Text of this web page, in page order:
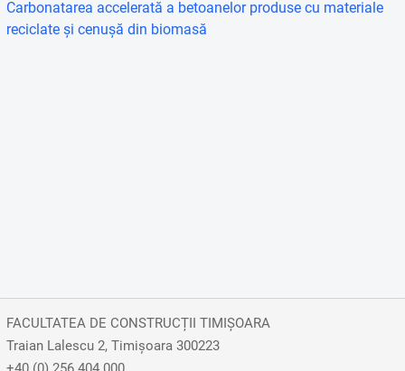
Carbonatarea accelerată a betoanelor produse cu materiale
reciclate și cenușă din biomasă
FACULTATEA DE CONSTRUCȚII TIMIȘOARA
Traian Lalescu 2, Timișoara 300223